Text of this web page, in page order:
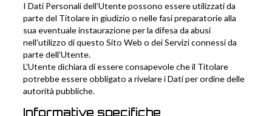
I Dati Personali dell’Utente possono essere utilizzati da
parte del Titolare in giudizio o nelle fasi preparatorie alla
sua eventuale instaurazione per la difesa da abusi
nell'utilizzo di questo Sito Web o dei Servizi connessi da
parte dell’Utente.
L’Utente dichiara di essere consapevole che il Titolare
potrebbe essere obbligato a rivelare i Dati per ordine delle
autorità pubbliche.
Informative specifiche